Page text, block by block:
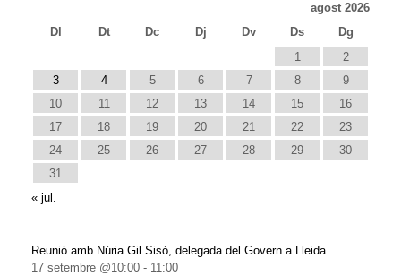
agost 2026
Dl
Dt Dc Dj Dv Ds
Dg
1
2
3
4 5 6 7 8
9
10
11 12 13 14 15
16
17
18 19 20 21 22
23
24
25 26 27 28 29
30
31
« jul.
Reunió amb Núria Gil Sisó, delegada del Govern a Lleida
17 setembre @10:00 - 11:00